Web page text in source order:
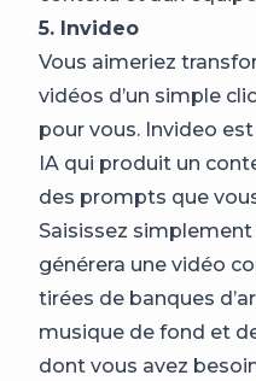
5. Invideo
Vous aimeriez
vidéos d’un simple
pour vous. Invideo
IA qui produit un
des prompts que
Saisissez
générera une vidéo
tirées de banques
musique de fond et
dont vous avez